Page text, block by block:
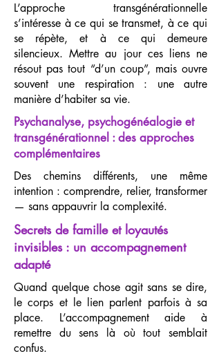
L’approche transgénérationnelle
s’intéresse à ce qui se transmet, à ce qui
se répète, et à ce qui demeure
silencieux. Mettre au jour ces liens ne
résout pas tout “d’un coup”, mais ouvre
souvent une respiration : une autre
manière d’habiter sa vie.
Psychanalyse, psychogénéalogie et
transgénérationnel : des approches
complémentaires
Des chemins différents, une même
intention : comprendre, relier, transformer
— sans appauvrir la complexité.
Secrets de famille et loyautés
invisibles : un accompagnement
adapté
Quand quelque chose agit sans se dire,
le corps et le lien parlent parfois à sa
place. L’accompagnement aide à
remettre du sens là où tout semblait
confus.